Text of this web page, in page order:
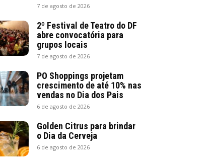
7 de agosto de 2026
2º Festival de Teatro do DF
abre convocatória para
grupos locais
7 de agosto de 2026
PO Shoppings projetam
crescimento de até 10% nas
vendas no Dia dos Pais
6 de agosto de 2026
Golden Citrus para brindar
o Dia da Cerveja
6 de agosto de 2026